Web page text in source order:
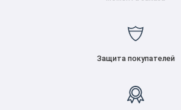
Защита покупателей